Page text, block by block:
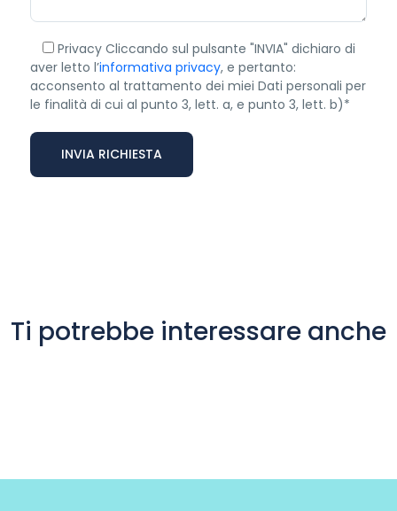
Privacy Cliccando sul pulsante "INVIA" dichiaro di
aver letto l’informativa privacy, e pertanto:
acconsento al trattamento dei miei Dati personali per
le finalità di cui al punto 3, lett. a, e punto 3, lett. b)*
Ti potrebbe interessare anche